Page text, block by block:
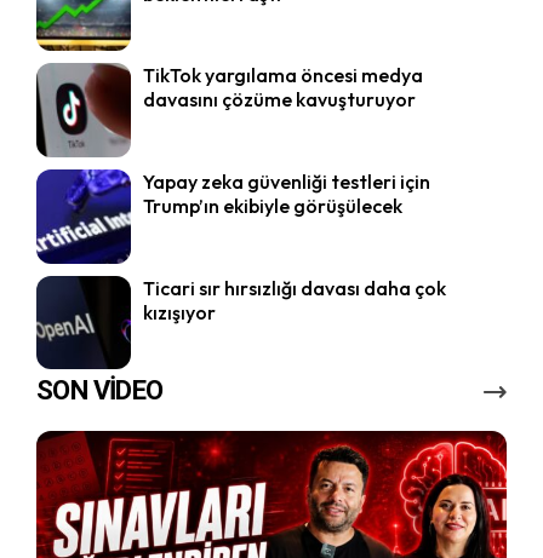
TikTok yargılama öncesi medya
davasını çözüme kavuşturuyor
Yapay zeka güvenliği testleri için
Trump’ın ekibiyle görüşülecek
Ticari sır hırsızlığı davası daha çok
kızışıyor
SON VİDEO